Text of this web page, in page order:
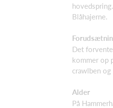
Blåhajerne.
Det
kommer op
crawlben og
Alder
På